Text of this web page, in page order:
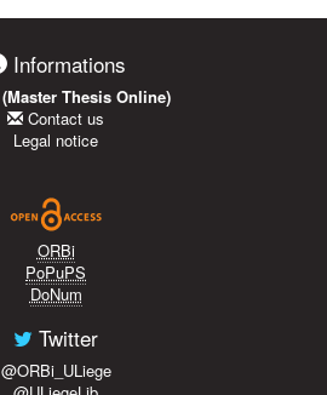
Informations
(Master Thesis Online)
Contact us
Legal notice
ORBi
PoPuPS
DoNum
Twitter
@ORBi_ULiege